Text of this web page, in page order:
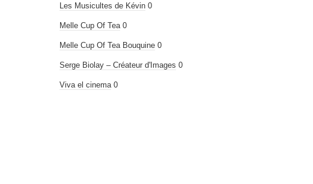
Les Musicultes de Kévin 0
Melle Cup Of Tea 0
Melle Cup Of Tea Bouquine 0
Serge Biolay – Créateur d'Images 0
Viva el cinema 0